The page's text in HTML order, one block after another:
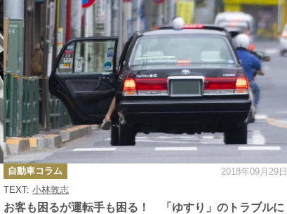
お客も困るが運転手も困る！ 「ゆすり」のトラブルに
TEXT: 小林敦志
カ
テ
ゴ
リ
ー
自動車コラム 2018年09月29日